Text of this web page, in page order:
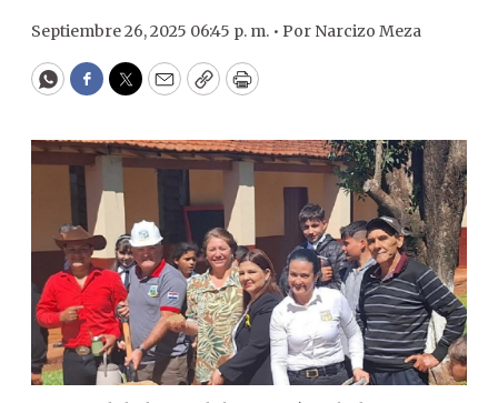
Septiembre 26, 2025 06:45 p. m. • Por Narcizo Meza
WhatsApp
Facebook
Twitter
EmailCopyPrint